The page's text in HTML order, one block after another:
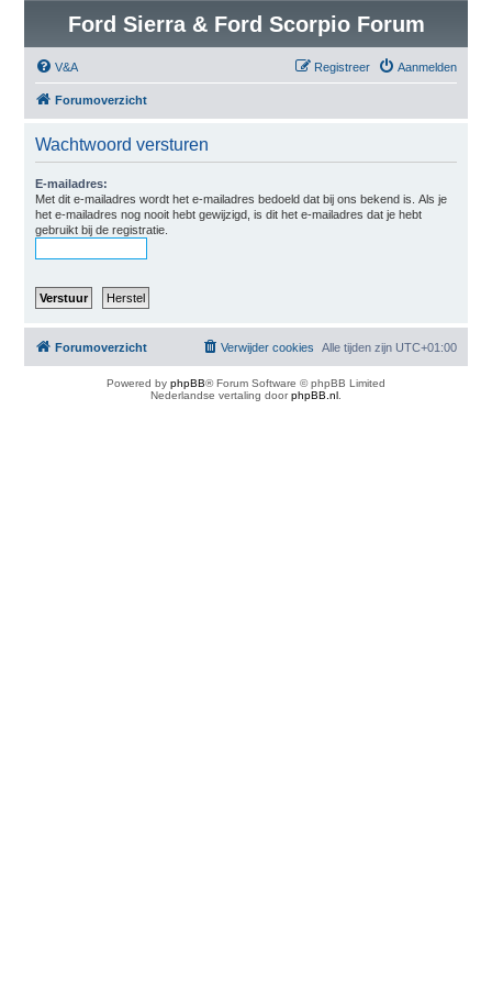
Ford Sierra & Ford Scorpio Forum
V&A Aanmelden
Registreer
Forumoverzicht
Wachtwoord versturen
E-mailadres:
Met dit e-mailadres wordt het e-mailadres bedoeld dat bij ons bekend is. Als je
het e-mailadres nog nooit hebt gewijzigd, is dit het e-mailadres dat je hebt
gebruikt bij de registratie.
Forumoverzicht Alle tijden zijn UTC+01:00
Verwijder cookies
Powered by phpBB® Forum Software © phpBB Limited
Nederlandse vertaling doorphpBB.nl